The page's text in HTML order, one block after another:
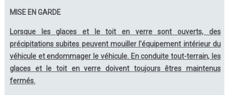
MISE EN GARDE
Lorsque les glaces et le toit en verre sont ouverts, des
précipitations subites peuvent mouiller l'équipement intérieur du
véhicule et endommager le véhicule. En conduite tout-terrain, les
glaces et le toit en verre doivent toujours êtres maintenus
fermés.